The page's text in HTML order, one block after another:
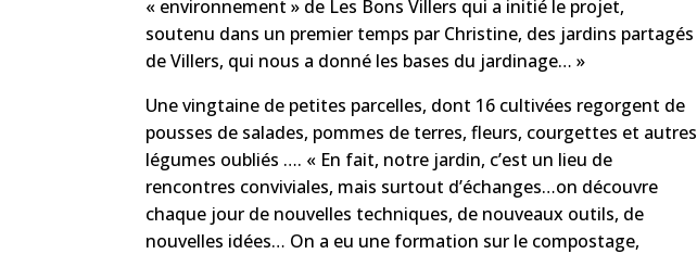
« environnement » de Les Bons Villers qui a initié le projet,
soutenu dans un premier temps par Christine, des jardins partagés
de Villers, qui nous a donné les bases du jardinage… »
Une vingtaine de petites parcelles, dont 16 cultivées regorgent de
pousses de salades, pommes de terres, fleurs, courgettes et autres
légumes oubliés …. « En fait, notre jardin, c’est un lieu de
rencontres conviviales, mais surtout d’échanges…on découvre
chaque jour de nouvelles techniques, de nouveaux outils, de
nouvelles idées… On a eu une formation sur le compostage,